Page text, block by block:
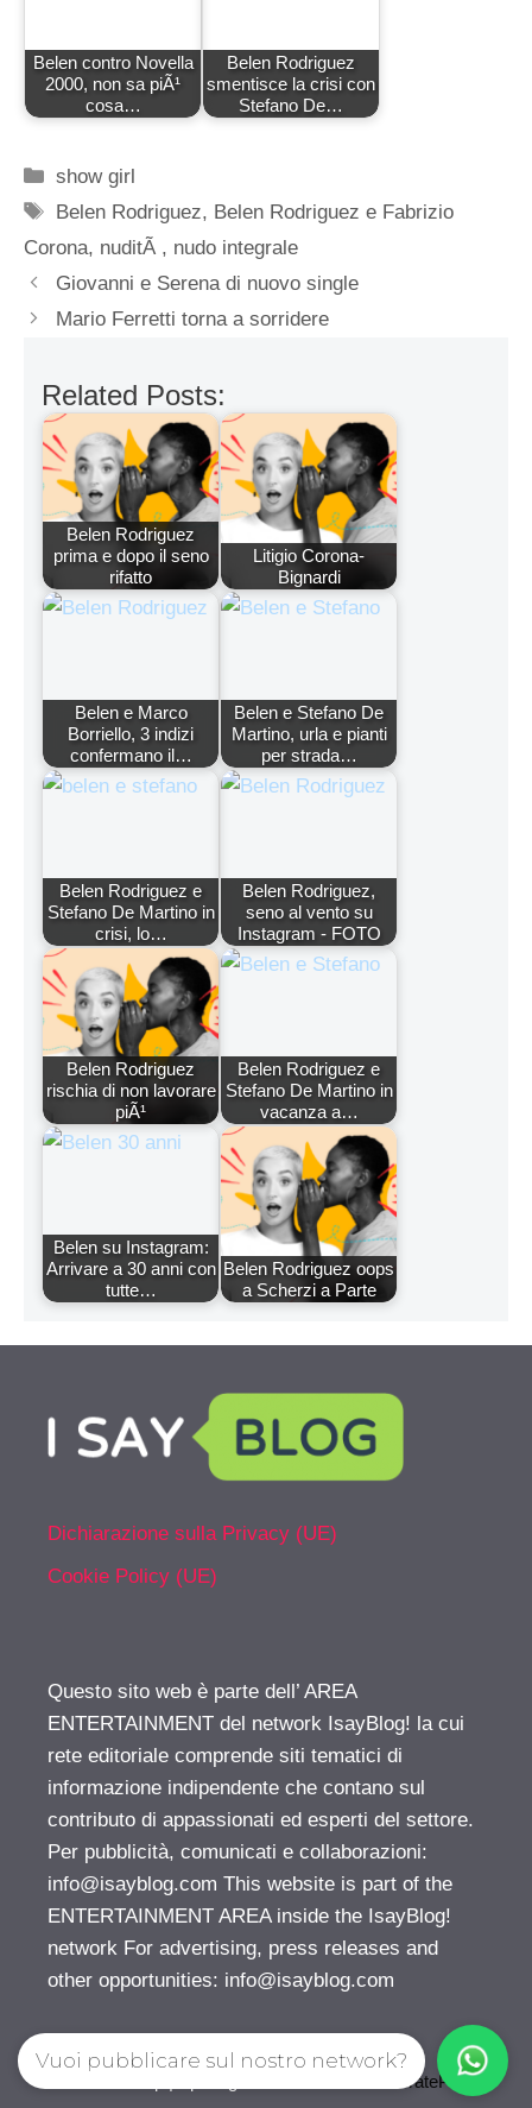
Belen contro Novella
2000, non sa piÃ¹
cosa…
Belen Rodriguez
smentisce la crisi con
Stefano De…
Categorie
show girl
Tag
Belen Rodriguez, Belen Rodriguez e Fabrizio
Corona, nuditÃ , nudo integrale
Giovanni e Serena di nuovo single
Mario Ferretti torna a sorridere
Related Posts:
Belen Rodriguez
prima e dopo il seno
rifatto
Litigio Corona-
Bignardi
Belen e Marco
Borriello, 3 indizi
confermano il…
Belen e Stefano De
Martino, urla e pianti
per strada…
Belen Rodriguez e
Stefano De Martino in
crisi, lo…
Belen Rodriguez,
seno al vento su
Instagram - FOTO
Belen Rodriguez
rischia di non lavorare
piÃ¹
Belen Rodriguez e
Stefano De Martino in
vacanza a…
Belen su Instagram:
Arrivare a 30 anni con
tutte…
Belen Rodriguez oops
a Scherzi a Parte
Dichiarazione sulla Privacy (UE)
Cookie Policy (UE)
Questo sito web è parte dell’ AREA
ENTERTAINMENT del network IsayBlog! la cui
rete editoriale comprende siti tematici di
informazione indipendente che contano sul
contributo di appassionati ed esperti del settore.
Per pubblicità, comunicati e collaborazioni:
info@isayblog.com This website is part of the
ENTERTAINMENT AREA inside the IsayBlog!
network For advertising, press releases and
other opportunities: info@isayblog.com
GeneratePress
Vuoi pubblicare sul nostro network?